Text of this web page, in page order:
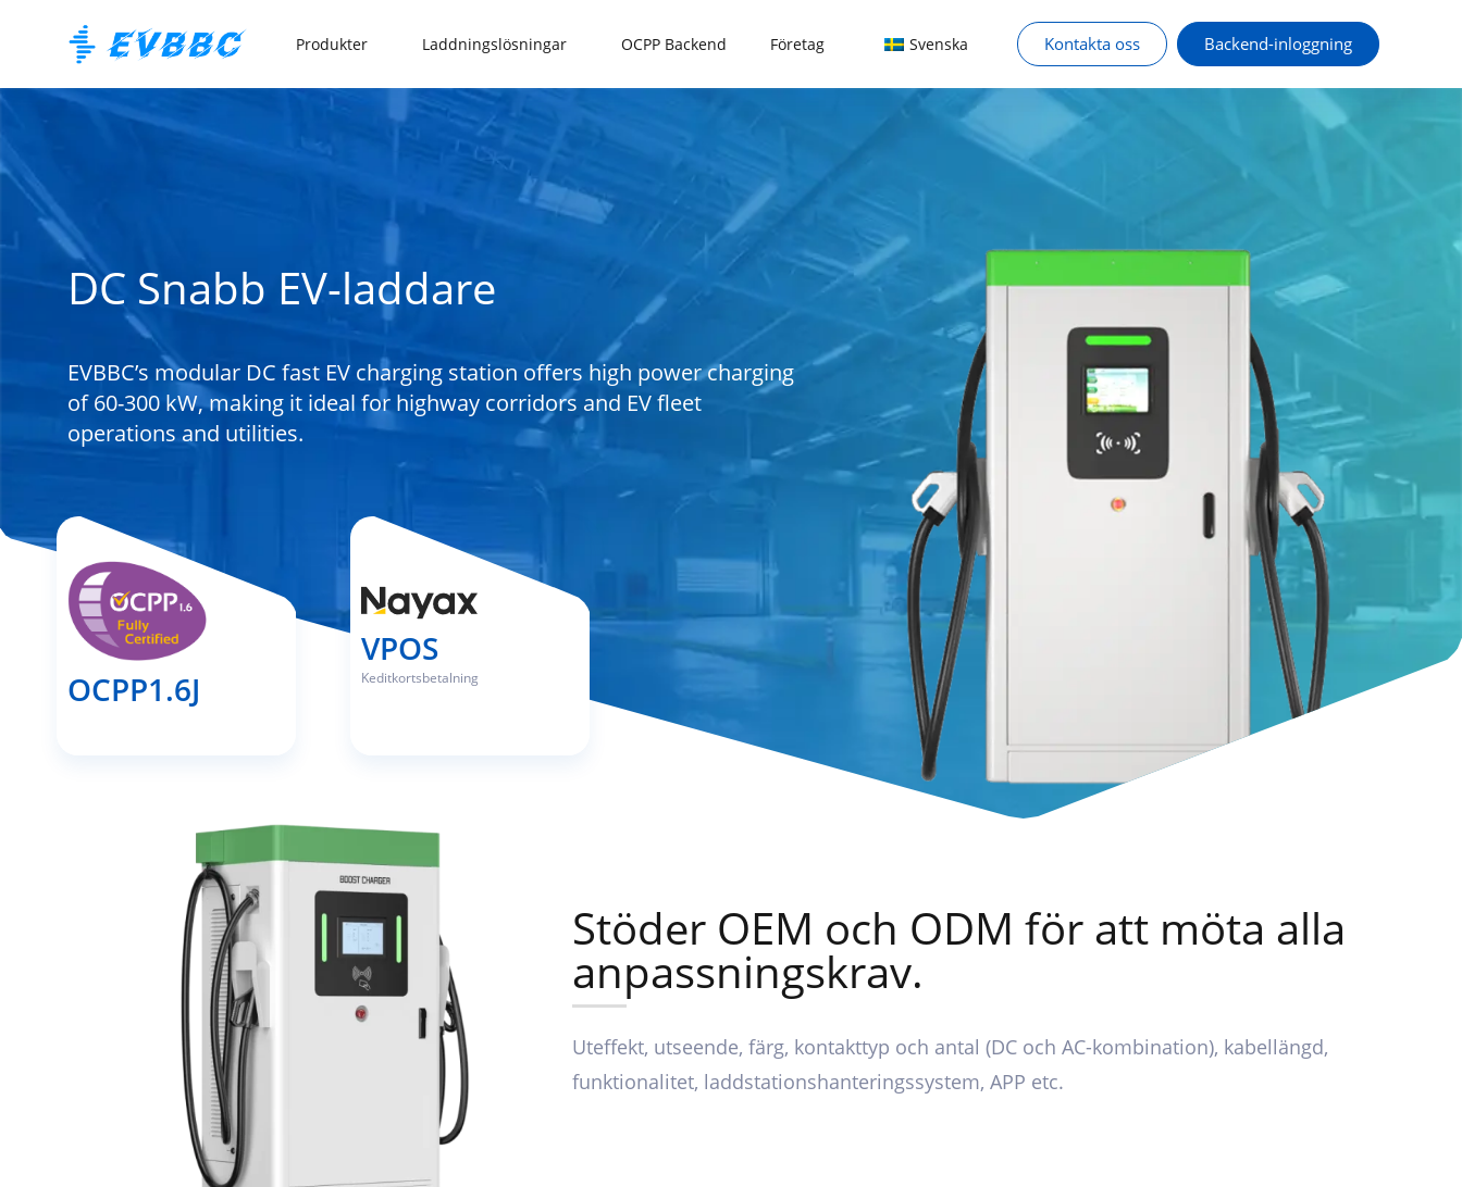
Produkter Laddningslösningar OCPP Backend Företag Svenska Kontakta oss Backend-inloggning
DC Snabb EV-laddare
EVBBC’s modular DC fast EV charging station offers high power charging
of 60-300 kW, making it ideal for highway corridors and EV fleet
operations and utilities.
OCPP1.6J
VPOS
Keditkortsbetalning
Stöder OEM och ODM för att möta alla
anpassningskrav.
Uteffekt, utseende, färg, kontakttyp och antal (DC och AC-kombination), kabellängd,
funktionalitet, laddstationshanteringssystem, APP etc.